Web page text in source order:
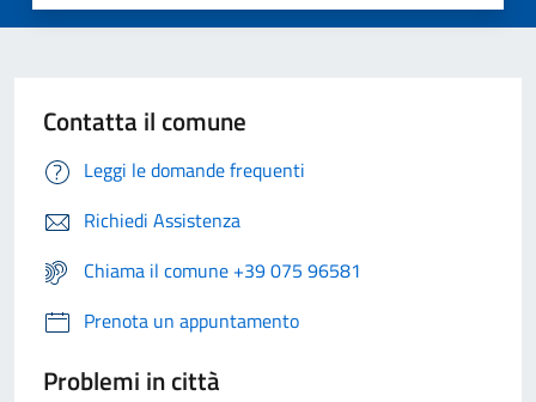
Contatta il comune
Leggi le domande frequenti
Richiedi Assistenza
Chiama il comune +39 075 96581
Prenota un appuntamento
Problemi in città